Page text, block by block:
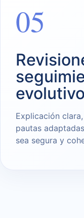
05
evolutivo
Explicación
pautas
sea segura y